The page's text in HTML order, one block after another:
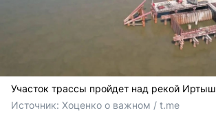
Участок трассы пройдет над рекой Иртыш
Источник: Хоценко о важном / t.me